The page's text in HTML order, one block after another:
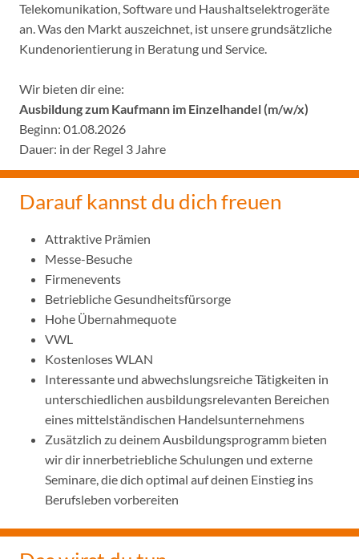
Telekomunikation, Software und Haushaltselektrogeräte
an. Was den Markt auszeichnet, ist unsere grundsätzliche
Kundenorientierung in Beratung und Service.
Wir bieten dir eine:
Ausbildung zum Kaufmann im Einzelhandel (m/w/x)
Beginn: 01.08.2026
Dauer: in der Regel 3 Jahre
Darauf kannst du dich freuen
Attraktive Prämien
Messe-Besuche
Firmenevents
Betriebliche Gesundheitsfürsorge
Hohe Übernahmequote
VWL
Kostenloses WLAN
Interessante und abwechslungsreiche Tätigkeiten in
unterschiedlichen ausbildungsrelevanten Bereichen
eines mittelständischen Handelsunternehmens
Zusätzlich zu deinem Ausbildungsprogramm bieten
wir dir innerbetriebliche Schulungen und externe
Seminare, die dich optimal auf deinen Einstieg ins
Berufsleben vorbereiten